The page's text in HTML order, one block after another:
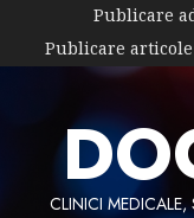
content
Publicare
Publicare articole
CLINICI MEDICALE,